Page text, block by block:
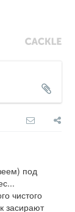
под
чистого
засирают